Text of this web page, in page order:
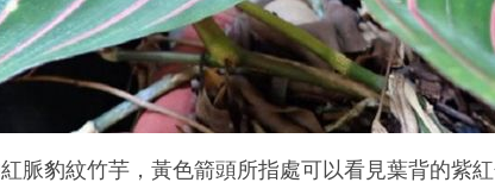
脈豹紋竹芋，黃色箭頭所指處可以看見葉背的紫